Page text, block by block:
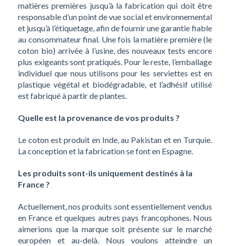
matières premières jusqu’à la fabrication qui doit être
responsable d’un point de vue social et environnemental
et jusqu’à l’étiquetage, afin de fournir une garantie fiable
au consommateur final. Une fois la matière première (le
coton bio) arrivée à l’usine, des nouveaux tests encore
plus exigeants sont pratiqués. Pour le reste, l’emballage
individuel que nous utilisons pour les serviettes est en
plastique végétal et biodégradable, et l’adhésif utilisé
est fabriqué à partir de plantes.
Quelle est la provenance de vos produits ?
Le coton est produit en Inde, au Pakistan et en Turquie.
La conception et la fabrication se font en Espagne.
Les produits sont-ils uniquement destinés à la
France ?
Actuellement, nos produits sont essentiellement vendus
en France et quelques autres pays francophones. Nous
aimerions que la marque soit présente sur le marché
européen et au-delà. Nous voulons atteindre un